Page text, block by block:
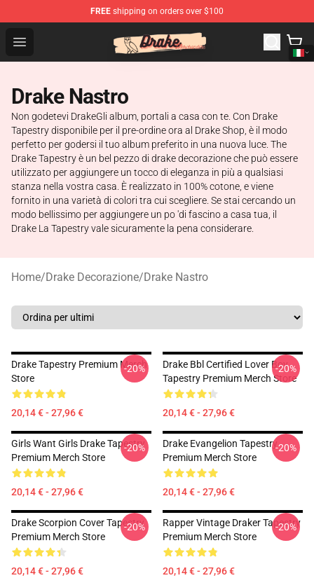
FREE shipping on orders over $100
Open menu
Drake Shop - Official Drake Merchandise Store
Drake Nastro
Non godetevi DrakeGli album, portali a casa con te. Con Drake
Tapestry disponibile per il pre-ordine ora al Drake Shop, è il modo
perfetto per godersi il tuo album preferito in una nuova luce. The
Drake Tapestry è un bel pezzo di drake decorazione che può essere
utilizzato per aggiungere un tocco di eleganza in più a qualsiasi
stanza nella vostra casa. È realizzato in 100% cotone, e viene
fornito in una varietà di colori tra cui scegliere. Se stai cercando un
modo bellissimo per aggiungere un po 'di fascino a casa tua, il
Drake La Tapestry vale sicuramente la pena considerare.
Home/Drake Decorazione/Drake Nastro
Drake Tapestry Premium Merch
Store
20,14 € - 27,96 €
-20%
Drake Bbl Certified Lover Boy
Tapestry Premium Merch Store
20,14 € - 27,96 €
-20%
Girls Want Girls Drake Tapestry
Premium Merch Store
20,14 € - 27,96 €
-20%
Drake Evangelion Tapestry
Premium Merch Store
20,14 € - 27,96 €
-20%
Drake Scorpion Cover Tapestry
Premium Merch Store
20,14 € - 27,96 €
-20%
Rapper Vintage Draker Tapestry
Premium Merch Store
20,14 € - 27,96 €
-20%